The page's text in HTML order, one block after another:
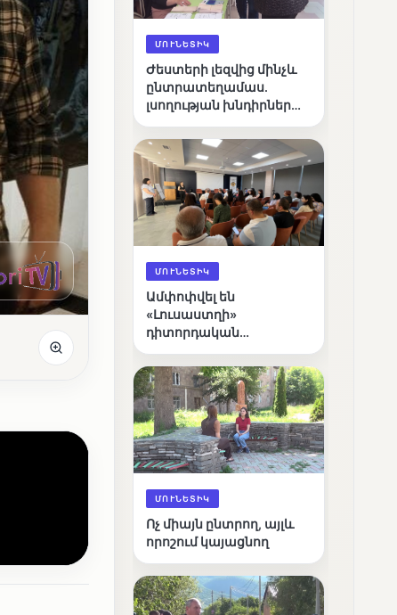
ՄՈՒՆԵՏԻԿ
Ժեստերի լեզվից մինչև
ընտրատեղամաս.
լսողության խնդիրներ
ճանապարհը
ՄՈՒՆԵՏԻԿ
Ամփոփվել են
«Լուսաստղի»
դիտորդական
արդյունքները
ՄՈՒՆԵՏԻԿ
Ոչ միայն ընտրող, այլև
որոշում կայացնող